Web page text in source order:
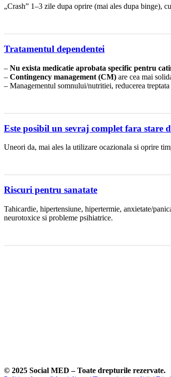
„Crash” 1–3 zile dupa oprire (mai ales dupa binge), cu
Tratamentul dependentei
– Nu exista medicatie aprobata specific pentru
– Contingency management (CM) are cea mai
– Managementul somnului/nutritiei, reducerea
Este posibil un sevraj complet fara stare
Uneori da, mai ales la utilizare ocazionala si oprire
Riscuri pentru sanatate
Tahicardie, hipertensiune, hipertermie, anxietate/
neurotoxice si probleme psihiatrice.
© 2025 Social MED – Toate drepturile rezervate.